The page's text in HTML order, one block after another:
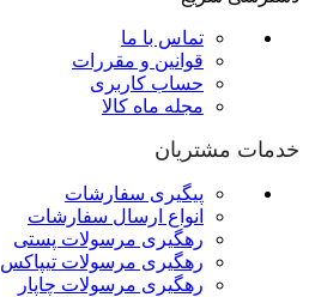
تماس با ما
قوانین و مقررات
حساب کاربری
مجله ماه کالا
خدمات مشتریان
پیگیری سفارشات
انواع ارسال سفارشات
رهگیری مرسولات پستی
رهگیری مرسولات تیپاکس
رهگیری مرسولات چاپار